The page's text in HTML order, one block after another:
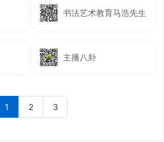
书法艺术教育马浩先生
主播八卦
1 2 3